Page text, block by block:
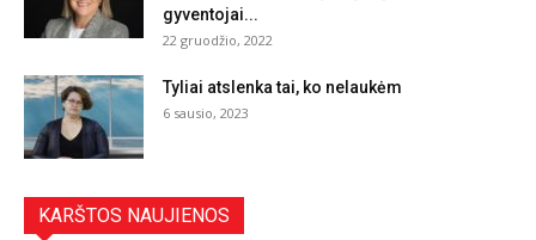
gyventojai...
22 gruodžio, 2022
Tyliai atslenka tai, ko nelaukėm
6 sausio, 2023
KARŠTOS NAUJIENOS